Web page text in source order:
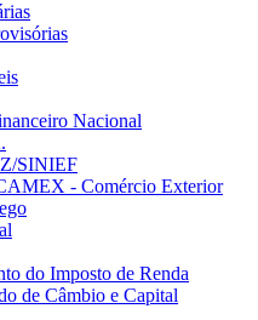
Nacional
SINIEF
- Comércio Exterior
do Imposto de Renda
de Câmbio e Capital